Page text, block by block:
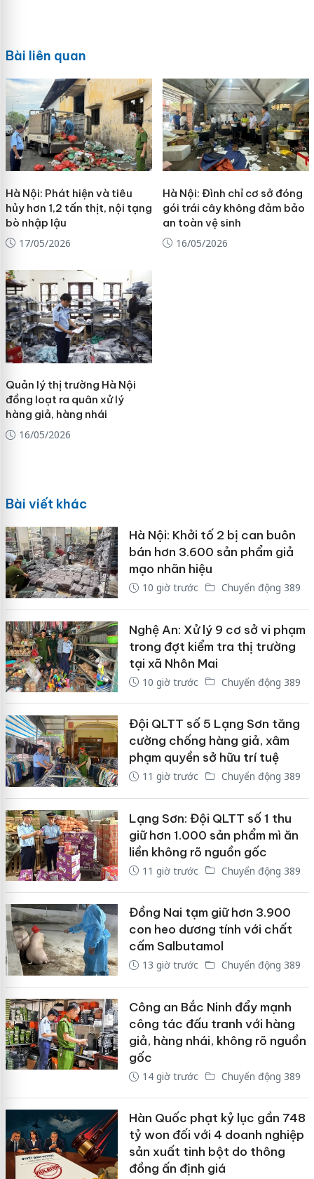
Bài liên quan
Hà Nội: Phát hiện và tiêu
hủy hơn 1,2 tấn thịt, nội tạng
bò nhập lậu
17/05/2026
Hà Nội: Đình chỉ cơ sở đóng
gói trái cây không đảm bảo
an toàn vệ sinh
16/05/2026
Quản lý thị trường Hà Nội
đồng loạt ra quân xử lý
hàng giả, hàng nhái
16/05/2026
Bài viết khác
Hà Nội: Khởi tố 2 bị can buôn
bán hơn 3.600 sản phẩm giả
mạo nhãn hiệu
10 giờ trước Chuyển động 389
Nghệ An: Xử lý 9 cơ sở vi phạm
trong đợt kiểm tra thị trường
tại xã Nhôn Mai
10 giờ trước Chuyển động 389
Đội QLTT số 5 Lạng Sơn tăng
cường chống hàng giả, xâm
phạm quyền sở hữu trí tuệ
11 giờ trước Chuyển động 389
Lạng Sơn: Đội QLTT số 1 thu
giữ hơn 1.000 sản phẩm mì ăn
liền không rõ nguồn gốc
11 giờ trước Chuyển động 389
Đồng Nai tạm giữ hơn 3.900
con heo dương tính với chất
cấm Salbutamol
13 giờ trước Chuyển động 389
Công an Bắc Ninh đẩy mạnh
công tác đấu tranh với hàng
giả, hàng nhái, không rõ nguồn
gốc
14 giờ trước Chuyển động 389
Hàn Quốc phạt kỷ lục gần 748
tỷ won đối với 4 doanh nghiệp
sản xuất tinh bột do thông
đồng ấn định giá